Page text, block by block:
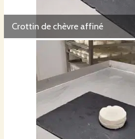
Crottin de chèvre affiné